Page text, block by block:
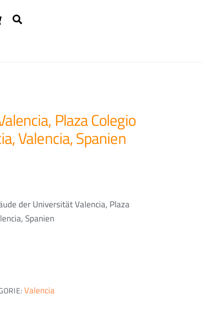
CartSuchen
Plaza Colegio
Valencia, Spanien
der Universität Valencia, Plaza
Spanien
Valencia